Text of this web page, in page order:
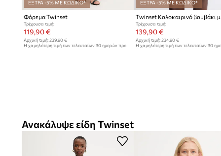
ΕΞΤΡΑ -5% ΜΕ ΚΩΔΙΚΟ*
Φόρεμα Twinset
Τρέχουσα τιμή:
119,90 €
Αρχική τιμή: 239,90 €
Η χαμηλότερη τιμή των τελευταίων 30 ημερών προ
ΕΞΤΡΑ -5% ΜΕ ΚΩΔΙΚΟ*
Τρέχουσα τιμή:
139,90 €
Αρχική τιμή:234,90 €
Η χαμηλότερη τιμή των τελευταίων 30
Ανακάλυψε είδη Twinset